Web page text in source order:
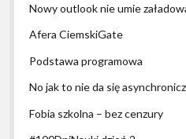
Nowy outlook nie umie
Afera CiemskiGate
Podstawa programowa
No jak to nie da się
Fobia szkolna – bez cenzury